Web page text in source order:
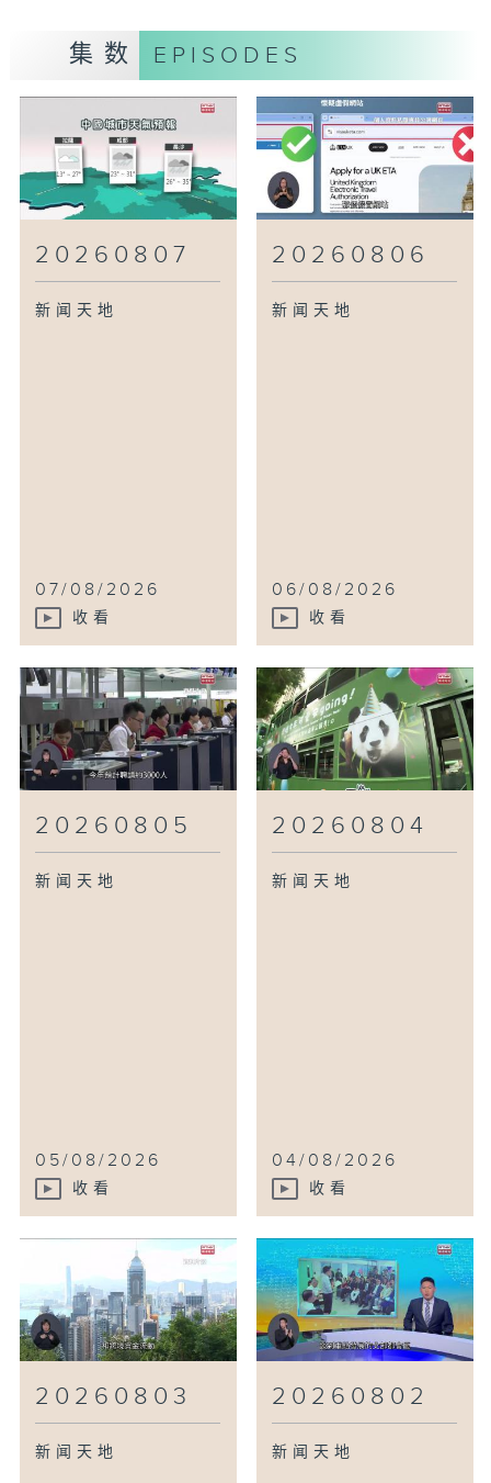
集数 EPISODES
20260807
新闻天地
07/08/2026
收看
20260806
新闻天地
06/08/2026
收看
20260805
新闻天地
05/08/2026
收看
20260804
新闻天地
04/08/2026
收看
20260803
新闻天地
20260802
新闻天地